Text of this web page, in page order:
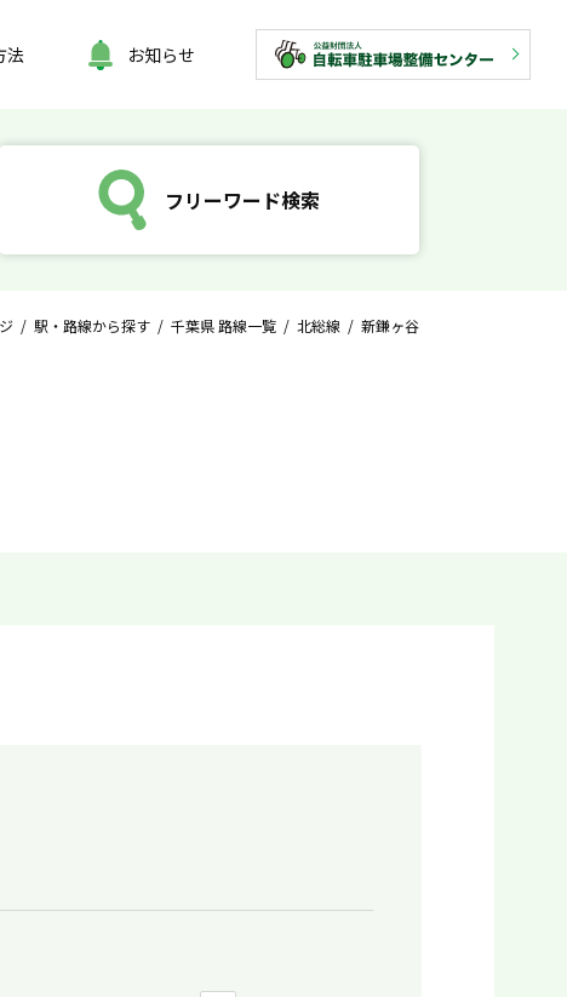
法 お知らせ
フリーワード検索
/ 駅・路線から探す / 千葉県 路線一覧 / 北総線 / 新鎌ヶ谷